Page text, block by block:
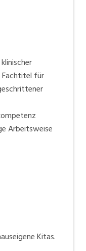
Fachtitel für
Arbeitsweise
Kitas.